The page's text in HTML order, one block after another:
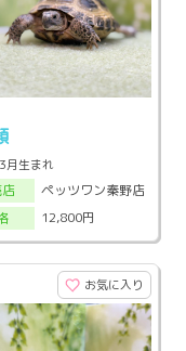
月生まれ
ペッツワン秦野店
12,800円
お気に入り